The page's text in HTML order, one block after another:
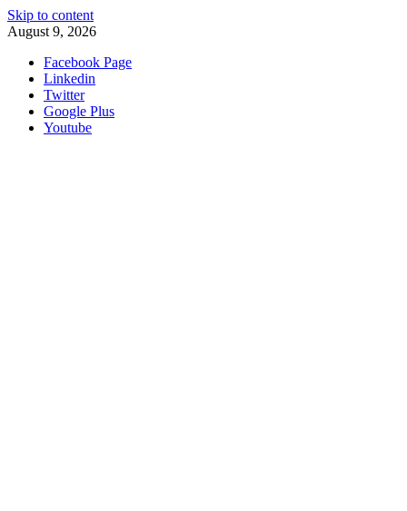
Skip to content
August 9, 2026
Facebook Page
Linkedin
Twitter
Google Plus
Youtube